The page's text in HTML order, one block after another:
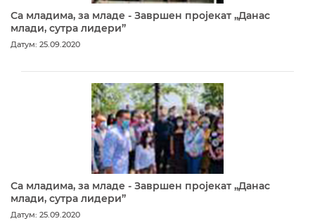
Са младима, за младе - Завршен пројекат „Данас
млади, сутра лидери”
Датум: 25.09.2020
Са младима, за младе - Завршен пројекат „Данас
млади, сутра лидери”
Датум: 25.09.2020